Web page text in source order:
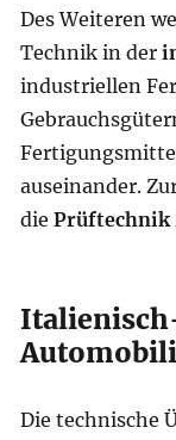
Des Weiteren
Technik in der
industriellen
auseinander.
die Prüftechnik
Die technische